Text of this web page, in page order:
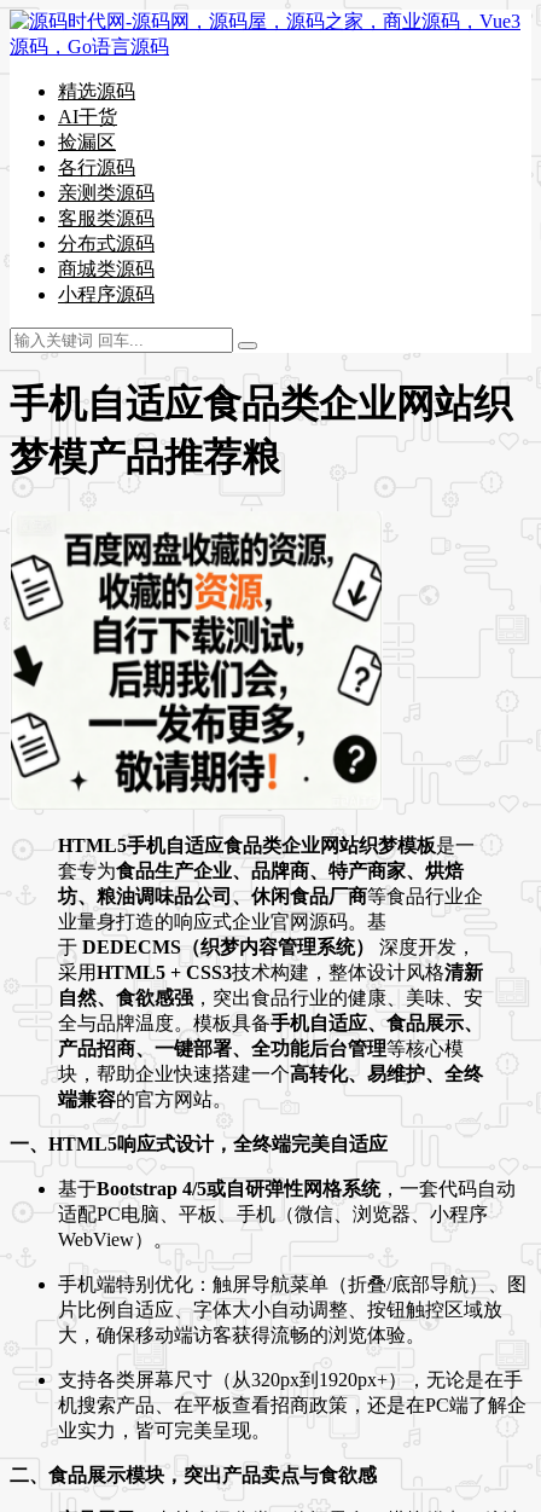
精选源码
AI干货
捡漏区
各行源码
亲测类源码
客服类源码
分布式源码
商城类源码
小程序源码
手机自适应食品类企业网站织
梦模产品推荐粮
HTML5手机自适应食品类企业网站织梦模板是一
套专为食品生产企业、品牌商、特产商家、烘焙
坊、粮油调味品公司、休闲食品厂商等食品行业企
业量身打造的响应式企业官网源码。基
于 DEDECMS（织梦内容管理系统）
深度开发，
采用HTML5 + CSS3技术构建，整体设计风格清新
自然、食欲感强 ，突出食品行业的健康、美味、安
全与品牌温度。模板具备手机自适应、食品展示、
产品招商、一键部署、全功能后台管理等核心模
块，帮助企业快速搭建一个高转化、易维护、全终
端兼容的官方网站。
一、HTML5响应式设计，全终端完美自适应
基于Bootstrap 4/5或自研弹性网格系统，一套代码自动
适配PC电脑、平板、手机（微信、浏览器、小程序
WebView）。
手机端特别优化：触屏导航菜单（折叠/底部导航）、图
片比例自适应、字体大小自动调整、按钮触控区域放
大，确保移动端访客获得流畅的浏览体验。
支持各类屏幕尺寸（从320px到1920px+），无论是在手
机搜索产品、在平板查看招商政策，还是在PC端了解企
业实力，皆可完美呈现。
二、食品展示模块，突出产品卖点与食欲感